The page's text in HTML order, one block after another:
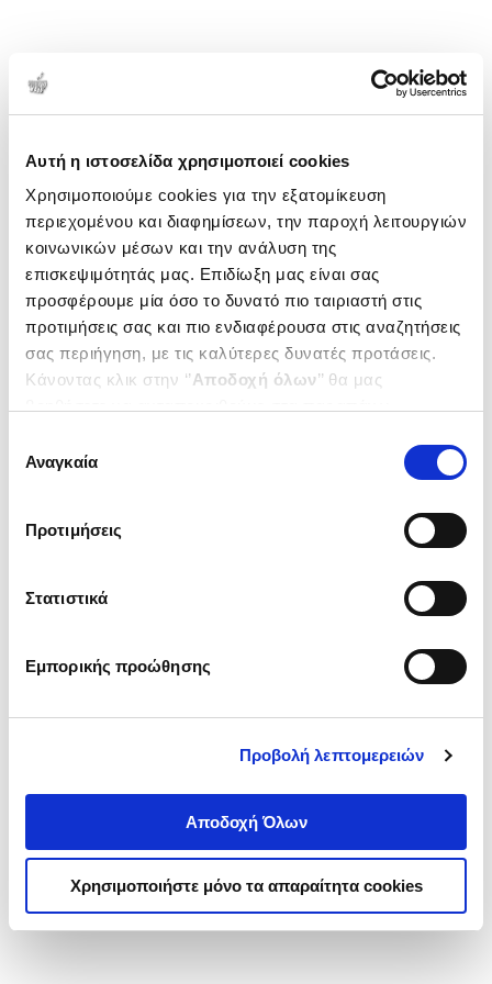
Αυτή η ιστοσελίδα χρησιμοποιεί cookies
Χρησιμοποιούμε cookies για την εξατομίκευση
περιεχομένου και διαφημίσεων, την παροχή λειτουργιών
κοινωνικών μέσων και την ανάλυση της
επισκεψιμότητάς μας. Επιδίωξη μας είναι σας
προσφέρουμε μία όσο το δυνατό πιο ταιριαστή στις
προτιμήσεις σας και πιο ενδιαφέρουσα στις αναζητήσεις
σας περιήγηση, με τις καλύτερες δυνατές προτάσεις.
Κάνοντας κλικ στην ‘’Αποδοχή όλων’’ θα μας
ενδιαφέρουν και να επιλέξετε από τα παρακάτω με την
΄΄και να ενημερωθείτε σχετικά με
συγκατάθεσης
Αναγκαία
Προτιμήσεις
Στατιστικά
Εμπορικής προώθησης
Προβολή λεπτομερειών
Αποδοχή Όλων
Χρησιμοποιήστε μόνο τα απαραίτητα cookies